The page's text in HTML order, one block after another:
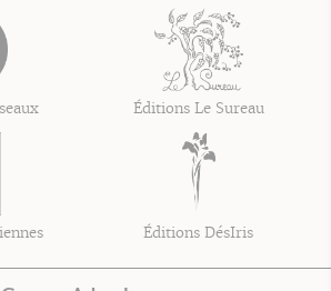
Éditions Le Sureau
Éditions DésIris